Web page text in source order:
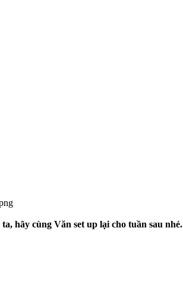
hãy cùng Văn set up lại cho tuần sau nhé.